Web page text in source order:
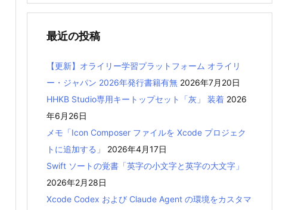
最近の投稿
【更新】オライリー学習プラットフォーム オライリ
ー・ジャパン 2026年発行書籍有無 2026年7月20日
HHKB Studio専用キートップセット「灰」 装着 2026
年6月26日
メモ「Icon Composer ファイルを Xcode プロジェク
トに追加する」
2026年4月17日
Swift ソートの覚書「英字の小文字と英字の大文字」
2026年2月28日
Xcode Codex および Claude Agent の環境をカスタマ